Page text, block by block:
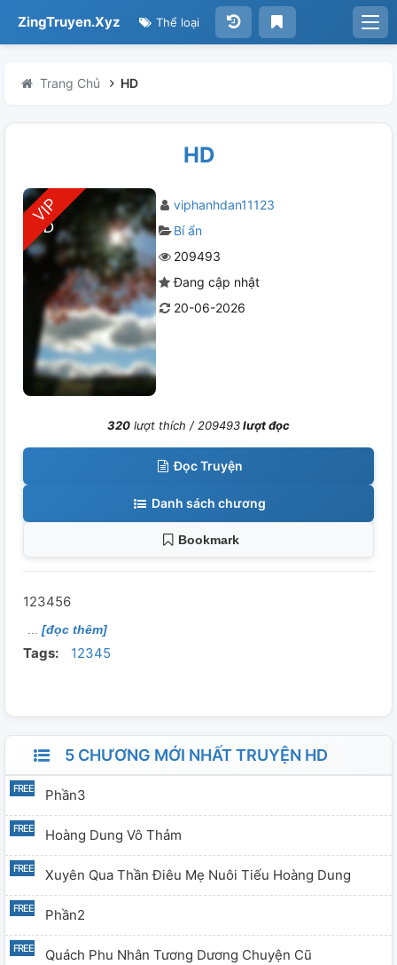
ZingTruyen.Xyz Thể loại
Trang Chủ HD
HD
viphanhdan11123
Bí ẩn
209493
Đang cập nhật
20-06-2026
320 lượt thích /209493lượt đọc
Đọc Truyện
Danh sách chương
Bookmark
123456
[đọc thêm]
Tags: 12345
5 CHƯƠNG MỚI NHẤT TRUYỆN HD
Phần3
Hoàng Dung Vô Thảm
Xuyên Qua Thần Điêu Mẹ Nuôi Tiếu Hoàng Dung
Phần2
Quách Phu Nhân Tương Dương Chuyện Cũ